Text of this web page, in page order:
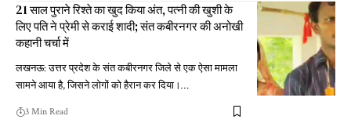
21 साल पुराने रिश्ते का खुद किया अंत, पत्नी की खुशी के
लिए पति ने प्रेमी से कराई शादी; संत कबीरनगर की अनोखी
कहानी चर्चा में
लखनऊ: उत्तर प्रदेश के संत कबीरनगर जिले से एक ऐसा मामला
सामने आया है, जिसने लोगों को हैरान कर दिया।…
3 Min Read